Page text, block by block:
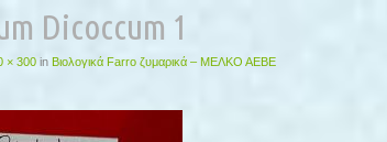
Dicoccum 1
× 300 in Βιολογικά Farro ζυμαρικά – ΜΕΛΚΟ ΑΕΒΕ